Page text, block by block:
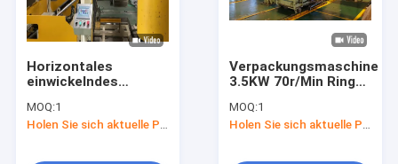
Fabrik-Ausflug
Horizontales
einwickelndes
Verpackungsmaschine
380V 50HZ 800mm
MOQ:1
Verpackungsmaschine
3.5KW 70r/Min Ring
Coil 1200MM Od
MOQ:1